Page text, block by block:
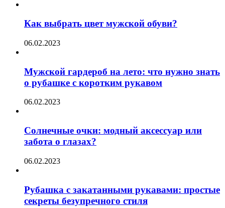
Как выбрать цвет мужской обуви?
06.02.2023
Мужской гардероб на лето: что нужно знать
о рубашке с коротким рукавом
06.02.2023
Солнечные очки: модный аксессуар или
забота о глазах?
06.02.2023
Рубашка с закатанными рукавами: простые
секреты безупречного стиля